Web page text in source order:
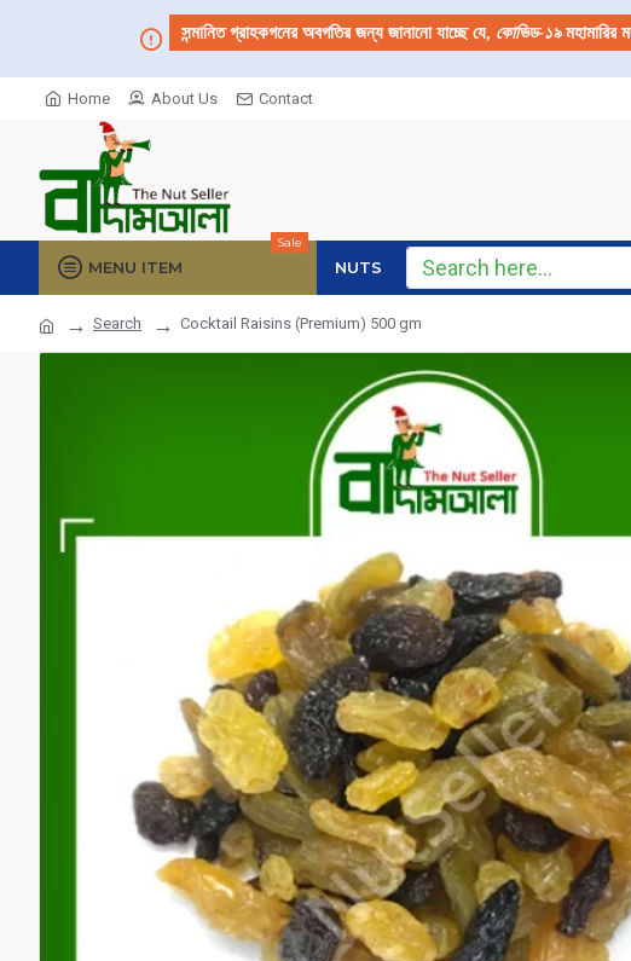
সন্মানিত গ্রাহকগনের অবগতির জন্য জানানো যাচ্ছে যে, কোভিড-১৯মহামারির
Home About Us Contact
MENU ITEM
Sale
NUTS
Search Cocktail Raisins (Premium) 500 gm